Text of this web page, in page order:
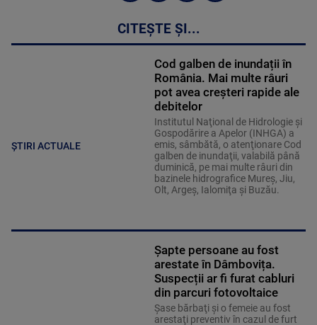
CITEȘTE ȘI...
ȘTIRI ACTUALE
Cod galben de inundații în
România. Mai multe râuri
pot avea creșteri rapide ale
debitelor
Institutul Naţional de Hidrologie şi
Gospodărire a Apelor (INHGA) a
emis, sâmbătă, o atenţionare Cod
galben de inundaţii, valabilă până
duminică, pe mai multe râuri din
bazinele hidrografice Mureş, Jiu,
Olt, Argeş, Ialomiţa şi Buzău.
Șapte persoane au fost
arestate în Dâmbovița.
Suspecții ar fi furat cabluri
din parcuri fotovoltaice
Şase bărbaţi şi o femeie au fost
arestaţi preventiv în cazul de furt